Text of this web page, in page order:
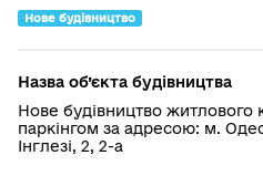
Нове будівництво
Назва об’єкта будівництва
Нове будівництво житлового
паркінгом за адресою: м.
Інглезі, 2, 2-а